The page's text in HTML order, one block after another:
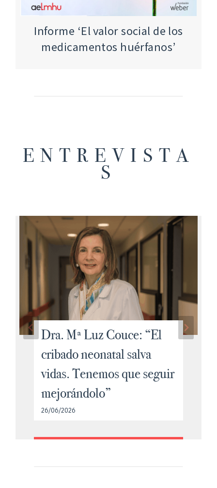
Informe ‘El valor social de los
medicamentos huérfanos’
ENTREVISTA
S
Dra. Mª Luz Couce: “El
cribado neonatal salva
vidas. Tenemos que seguir
mejorándolo”
26/06/2026